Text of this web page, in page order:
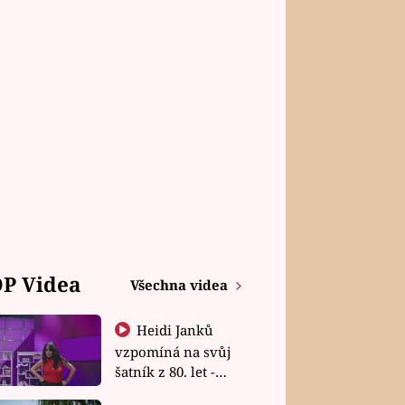
Videa Všechna videa
Heidi Janků
vzpomíná na svůj
šatník z 80. let -